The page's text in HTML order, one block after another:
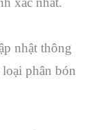
nhật thông
phân bón